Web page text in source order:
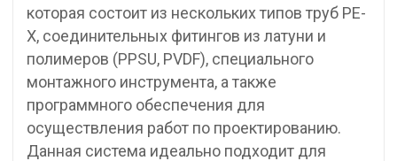
которая состоит из нескольких типов труб PE-
X, соединительных фитингов из латуни и
полимеров (PPSU, PVDF), специального
монтажного инструмента, а также
программного обеспечения для
осуществления работ по проектированию.
Данная система идеально подходит для